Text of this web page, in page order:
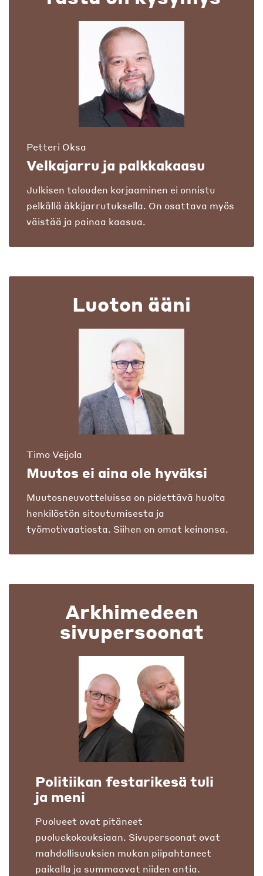
Petteri Oksa
Velkajarru ja palkkakaasu
Julkisen talouden korjaaminen ei onnistu
pelkällä äkkijarrutuksella. On osattava myös
väistää ja painaa kaasua.
Luoton ääni
Timo Veijola
Muutos ei aina ole hyväksi
Muutosneuvotteluissa on pidettävä huolta
henkilöstön sitoutumisesta ja
työmotivaatiosta. Siihen on omat keinonsa.
Arkhimedeen
sivupersoonat
Politiikan festarikesä tuli
ja meni
Puolueet ovat pitäneet
puoluekokouksiaan. Sivupersoonat ovat
mahdollisuuksien mukan piipahtaneet
paikalla ja summaavat niiden antia.